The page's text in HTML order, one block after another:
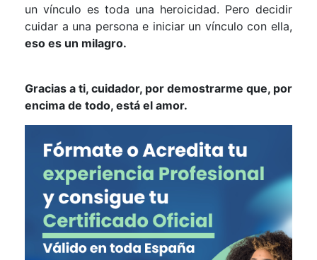
un vínculo es toda una heroicidad. Pero decidir
cuidar a una persona e iniciar un vínculo con ella,
eso es un milagro.
Gracias a ti, cuidador, por demostrarme que, por
encima de todo, está el amor.